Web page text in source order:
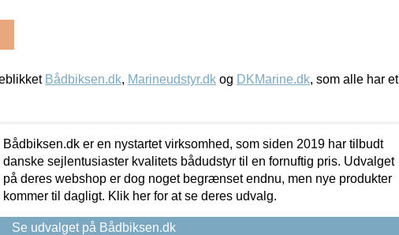
Bådbiksen.dk, Marineudstyr.dk og DKMarine.dk, som alle har et
Bådbiksen.dk er en nystartet virksomhed, som siden 2019 har tilbudt
danske sejlentusiaster kvalitets bådudstyr til en fornuftig pris. Udvalget
på deres webshop er dog noget begrænset endnu, men nye produkter
kommer til dagligt. Klik her for at se deres udvalg.
Se udvalget på Bådbiksen.dk